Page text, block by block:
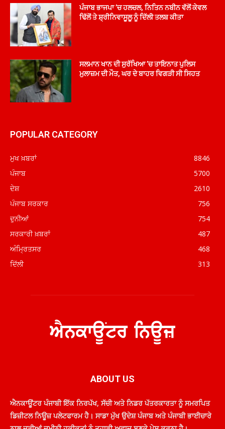
ਪੰਜਾਬ ਭਾਜਪਾ ’ਚ ਹਲਚਲ, ਨਿਤਿਨ ਨਬੀਨ ਵੱਲੋਂ ਕੇਵਲ
ਢਿੱਲੋਂ ਤੇ ਸ਼੍ਰੀਨਿਵਾਸੂਲੂ ਨੂੰ ਦਿੱਲੀ ਤਲਬ ਕੀਤਾ
ਸਲਮਾਨ ਖਾਨ ਦੀ ਸੁਰੱਖਿਆ ’ਚ ਤਾਇਨਾਤ ਪੁਲਿਸ
ਮੁਲਾਜ਼ਮ ਦੀ ਮੌਤ, ਘਰ ਦੇ ਬਾਹਰ ਵਿਗੜੀ ਸੀ ਸਿਹਤ
POPULAR CATEGORY
ਮੁਖ ਖ਼ਬਰਾਂ
8846
ਪੰਜਾਬ
5700
ਦੇਸ਼
2610
ਪੰਜਾਬ ਸਰਕਾਰ
756
ਦੁਨੀਆਂ
754
ਸਰਕਾਰੀ ਖ਼ਬਰਾਂ
487
ਅੰਮ੍ਰਿਤਸਰ
468
ਦਿੱਲੀ
313
ABOUT US
ਐਨਕਾਊਂਟਰ ਪੰਜਾਬੀ ਇੱਕ ਨਿਰਪੱਖ, ਸੱਚੀ ਅਤੇ ਨਿਡਰ ਪੱਤਰਕਾਰਤਾ ਨੂੰ ਸਮਰਪਿਤ
ਡਿਜ਼ੀਟਲ ਨਿਊਜ਼ ਪਲੇਟਫਾਰਮ ਹੈ। ਸਾਡਾ ਮੁੱਖ ਉਦੇਸ਼ ਪੰਜਾਬ ਅਤੇ ਪੰਜਾਬੀ ਭਾਈਚਾਰੇ